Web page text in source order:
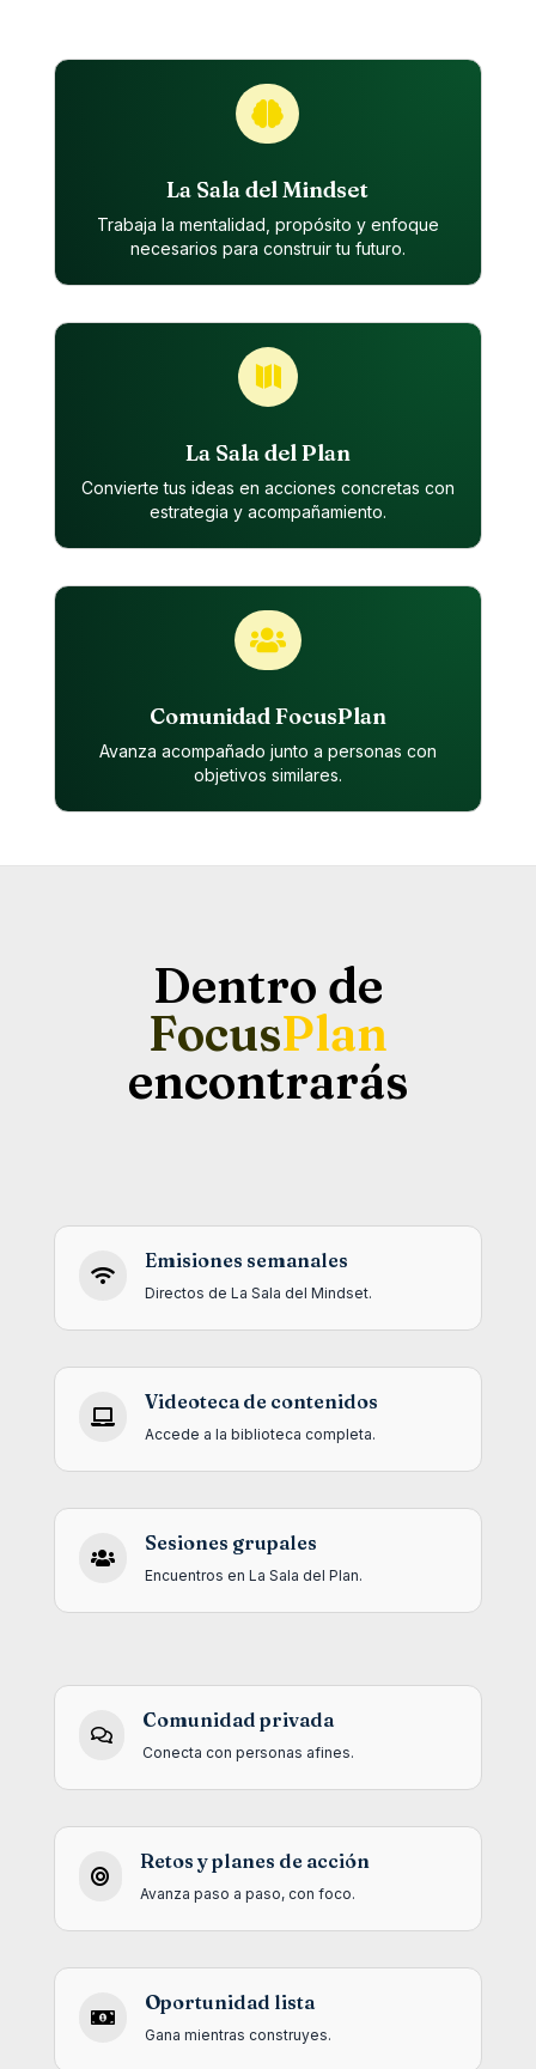

La Sala del Mindset
Trabaja la mentalidad, propósito y enfoque
necesarios para construir tu futuro.

La Sala del Plan
Convierte tus ideas en acciones concretas con
estrategia y acompañamiento.

Comunidad FocusPlan
Avanza acompañado junto a personas con
objetivos similares.
Dentro de
FocusPlan
encontrarás

Emisiones semanales
Directos de La Sala del Mindset.

Videoteca de contenidos
Accede a la biblioteca completa.

Sesiones grupales
Encuentros en La Sala del Plan.

Comunidad privada
Conecta con personas afines.

Retos y planes de acción
Avanza paso a paso, con foco.

Oportunidad lista
Gana mientras construyes.